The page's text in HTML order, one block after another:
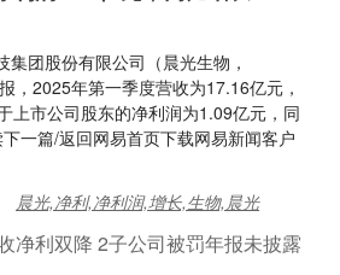
团股份有限公司（晨光生物，
，2025年第一季度营收为17.16亿元，
上市公司股东的净利润为1.09亿元，同
一篇/返回网易首页下载网易新闻客户
晨光,净利,净利润,增长,生物,晨光